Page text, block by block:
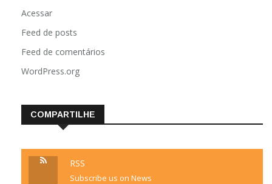
Acessar
Feed de posts
Feed de comentários
WordPress.org
COMPARTILHE
RSS
Subscribe us on News